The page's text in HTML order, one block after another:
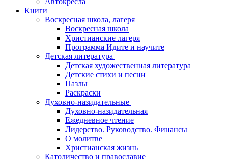
Книги
Воскресная школа, лагеря
Воскресная школа
Христианские лагеря
Программа Идите и научите
Детская литература
Детская художественная литература
Детские стихи и песни
Пазлы
Раскраски
Духовно-назидательные
Духовно-назидательная
Ежедневное чтение
Лидерство. Руководство. Финансы
О молитве
Христианская жизнь
Католичество и православие